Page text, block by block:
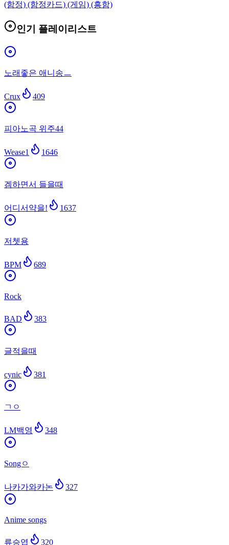
(함정) (함정카드) (게임) (흥함)
인기 플레이리스트
노래좋은 애니송ㅡ
Crux 409
피아노곡 위주44
Wease1 1646
겜하면서 들을때
어디서약을! 1637
저쳇용
BPM 689
Rock
BAD 383
글적을때
cynic 381
ㄱㅇ
LM백영 348
Songㅇ
나카가와카논 327
Anime songs
류승엽 320